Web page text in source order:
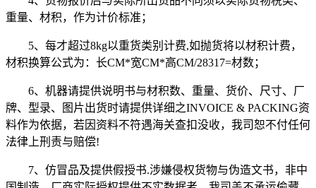
重量、材积，作为计价标准；
5、每才超过8kg以重货类别计费,如抛货将以材积计费，
材积换算公式为：长CM*宽CM*高CM/28317=材数；
6、机器请提供说明书与材积数、重量、货价、尺寸、厂
牌、型录、图片出货时请提供详细之INVOICE & PACKING资
料作为依据，若因资料不符遇海关查扣没收，我司恕不付任何
法律上刑责与赔偿!
7、仿冒品及提供假授书.涉嫌侵权货物与伪造文书，非中